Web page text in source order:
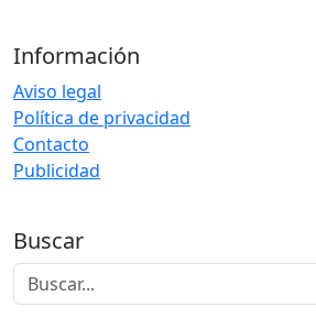
Información
Aviso legal
Política de privacidad
Contacto
Publicidad
Buscar